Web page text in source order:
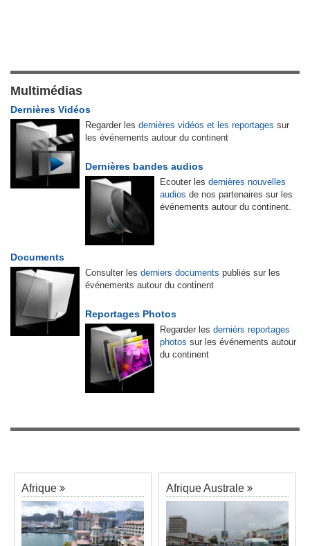
Multimédias
Dernières Vidéos
Regarder les dernières vidéos et les reportages sur
les événements autour du continent
Dernières bandes audios
Ecouter les dernières nouvelles
audios de nos partenaires sur les
événements autour du continent.
Documents
Consulter les derniers documents publiés sur les
événements autour du continent
Reportages Photos
Regarder les dernièrs reportages
photos sur les événements autour
du continent
Afrique Afrique Australe